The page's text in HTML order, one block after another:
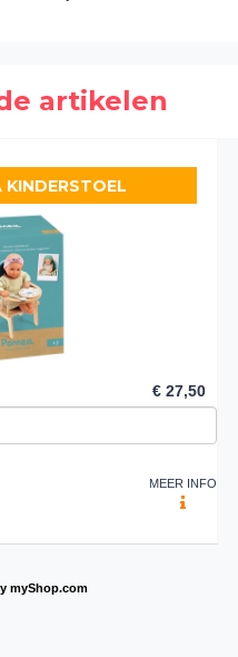
artikelen
KINDERSTOEL
€ 27,50
MEER INFO
myShop.com